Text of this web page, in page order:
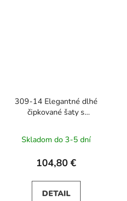
309-14 Elegantné dlhé
čipkované šaty s
čokoládové
Skladom do 3-5 dní
104,80 €
DETAIL